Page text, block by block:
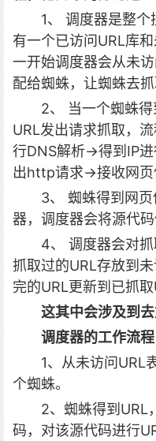
1、 调度器是整
有一个已访问URL库
一开始调度器会从未
配给蜘蛛，让蜘蛛去抓
2、 当一个蜘蛛
URL发出请求抓取，
行DNS解析->得到IP
出http请求->接收网页
3、 蜘蛛得到网
器，调度器会将源代
4、 调度器会对
抓取过的URL存放到
完的URL更新到已抓取
这其中会涉及到
调度器的工作流程
1、从未访问URL
个蜘蛛。
2、蜘蛛得到URL
码，对该源代码进行